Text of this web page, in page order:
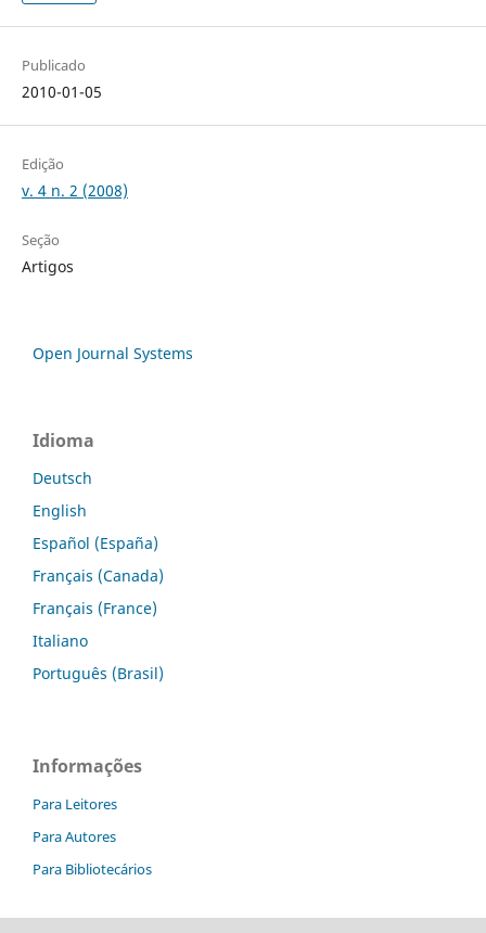
Publicado
2010-01-05
Edição
v. 4 n. 2 (2008)
Seção
Artigos
Open Journal Systems
Idioma
Deutsch
English
Español (España)
Français (Canada)
Français (France)
Italiano
Português (Brasil)
Informações
Para Leitores
Para Autores
Para Bibliotecários